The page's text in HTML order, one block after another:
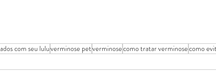
com seu luluverminose petverminosecomo tratar verminosecomo